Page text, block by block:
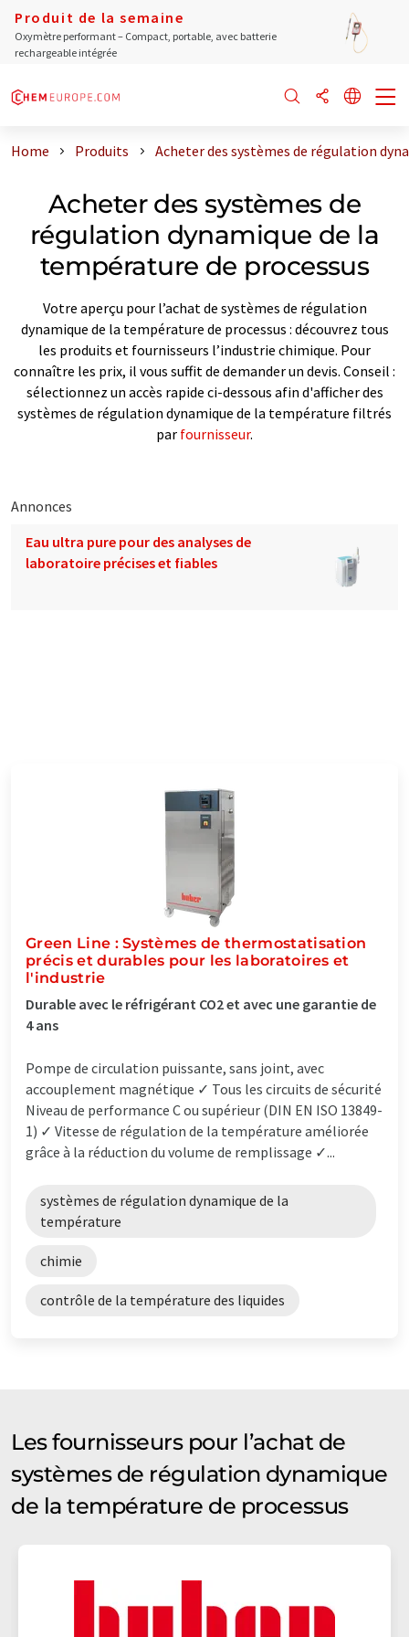
Produit de la semaine
Oxymètre performant – Compact, portable, avec batterie
rechargeable intégrée
Home Produits Acheter des systèmes de régulation
Acheter des systèmes de
régulation dynamique de la
température de processus
Votre aperçu pour l’achat de systèmes de régulation
dynamique de la température de processus : découvrez tous
les produits et fournisseurs l’industrie chimique. Pour
connaître les prix, il vous suffit de demander un devis. Conseil :
sélectionnez un accès rapide ci-dessous afin d'afficher des
systèmes de régulation dynamique de la température filtrés
par fournisseur.
Annonces
Eau ultra pure pour des analyses de
laboratoire précises et fiables
Green Line : Systèmes de thermostatisation
précis et durables pour les laboratoires et
l'industrie
Durable avec le réfrigérant CO2 et avec une garantie de
4 ans
Pompe de circulation puissante, sans joint, avec
accouplement magnétique ✓ Tous les circuits de sécurité
Niveau de performance C ou supérieur (DIN EN ISO 13849-
1) ✓ Vitesse de régulation de la température améliorée
grâce à la réduction du volume de remplissage ✓...
systèmes de régulation dynamique de la
température
chimie
contrôle de la température des liquides
Les fournisseurs pour l’achat de
systèmes de régulation dynamique
de la température de processus